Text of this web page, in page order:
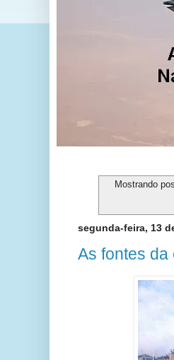
Mostrando
segunda-feira, 13
As fontes